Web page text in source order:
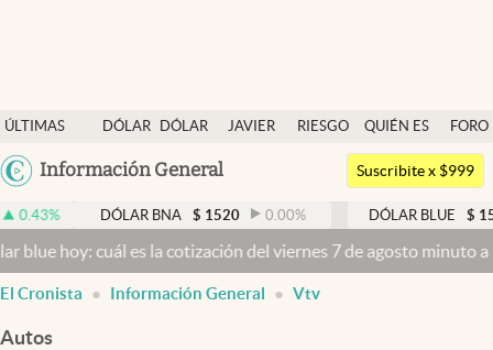
ÚLTIMAS
NOTICIAS
DÓLAR
DÓLAR
JAVIER
RIESGO
QUIÉN ES
QUIÉN
FORO
Argentina
México
Información General
Dólar
Members
Economía y Política
Finanzas y Mercados
Mercados Online
Negocios
Suscribite x $999
DÓLAR BNA $ 1520 0.00% DÓLAR BLUE $ 1525 -0.33
cuál es la cotización del viernes 7 de agosto minuto a minuto
El Cronista Información General Vtv
Autos